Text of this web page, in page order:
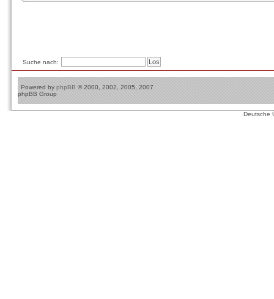
Suche nach:
Powered by phpBB © 2000, 2002, 2005, 2007
phpBB Group
Deutsche